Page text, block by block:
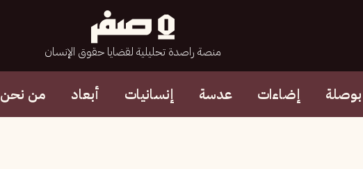
منصة راصدة تحليلية لقضايا حقوق الإنسان
بوصلة إضاءات عدسة إنسانيات أبعاد من نحن